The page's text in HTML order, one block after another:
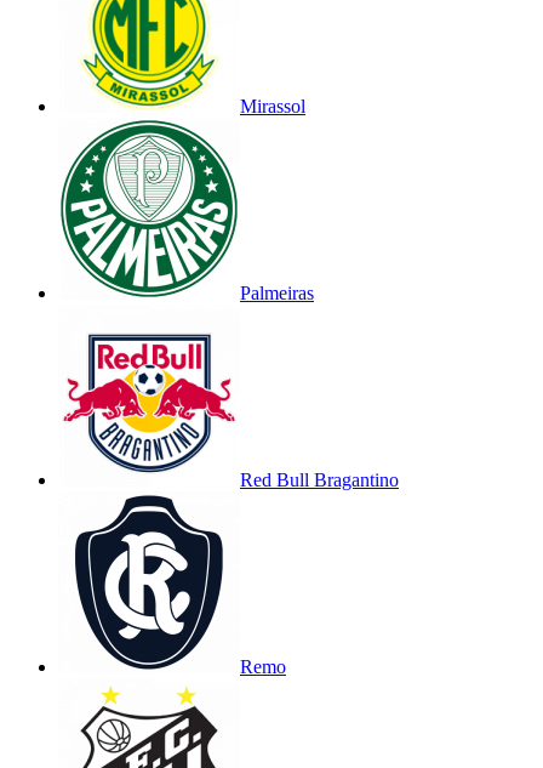
Mirassol
Palmeiras
Red Bull Bragantino
Remo